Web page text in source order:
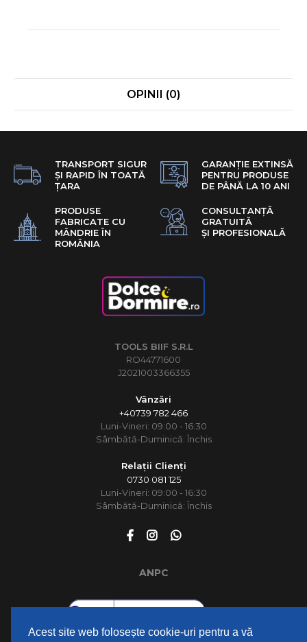
Acest site web folosește cookie-uri pentru a vă
OPINII (0)
TRANSPORT SIGUR
ȘI RAPID ÎN TOATĂ
ȚARA
GARANȚIE EXTINSĂ
PENTRU PRODUSE
DE PÂNĂ LA 10 ANI
PRODUSE
FABRICATE CU
MÂNDRIE ÎN
ROMÂNIA
CONSULTANȚĂ
GRATUITĂ
ȘI PROFESIONALĂ
TOOLS BIIF S.R.L
RO44771600
J2021003366355
Vânzări
+40739 782 466
Luni-Vineri: 09:00 - 16:30
Sâmbătă-Duminică: Închis
Relații Clienți
0730 081 125
Luni-Vineri: 09:00 - 16:30
Sâmbătă-Duminică: Închis
ANPC